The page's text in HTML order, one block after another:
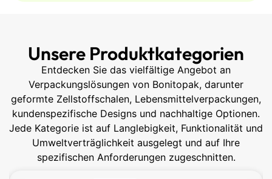
Unsere Produktkategorien
Entdecken Sie das vielfältige Angebot an
Verpackungslösungen von Bonitopak, darunter
geformte Zellstoffschalen, Lebensmittelverpackungen,
kundenspezifische Designs und nachhaltige Optionen.
Jede Kategorie ist auf Langlebigkeit, Funktionalität und
Umweltverträglichkeit ausgelegt und auf Ihre
spezifischen Anforderungen zugeschnitten.